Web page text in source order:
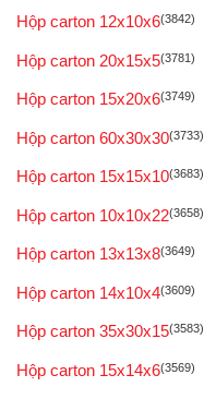
Hộp carton 12x10x6(3842)
Hộp carton 20x15x5(3781)
Hộp carton 15x20x6(3749)
Hộp carton 60x30x30(3733)
Hộp carton 15x15x10(3683)
Hộp carton 10x10x22(3658)
Hộp carton 13x13x8(3649)
Hộp carton 14x10x4(3609)
Hộp carton 35x30x15(3583)
Hộp carton 15x14x6(3569)